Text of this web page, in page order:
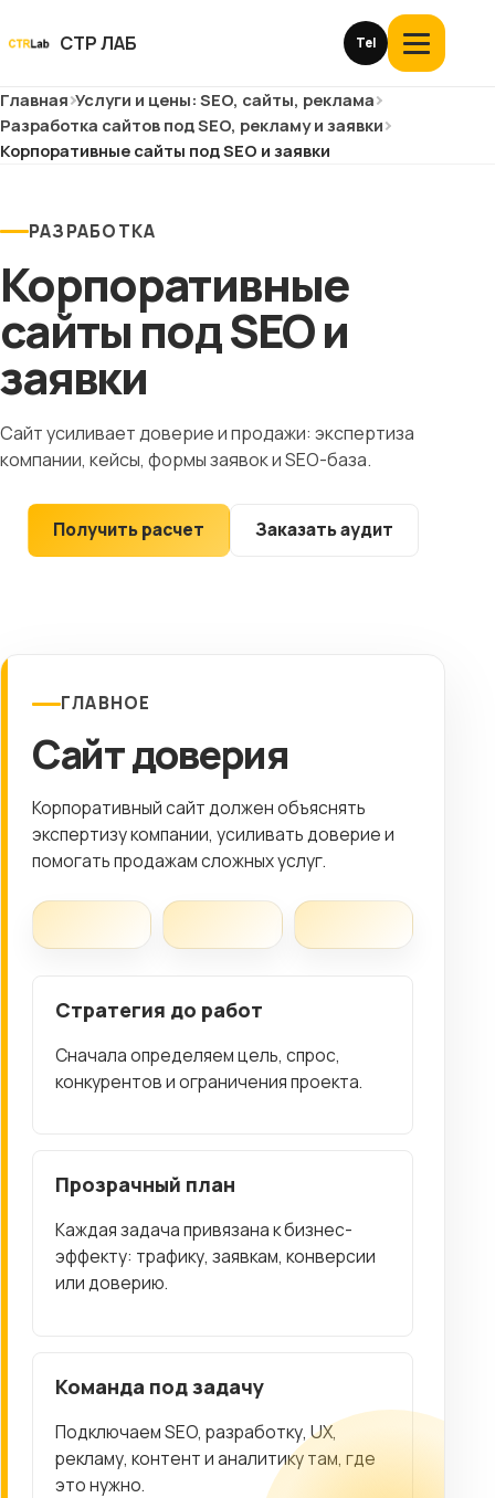
СТР ЛАБ Tel
Открыть
меню
Услуги и цены
О компании
Кейсы
Отзывы
Блог
Глоссарий
История
Клиентам
Выберите
город
8 (499) 11-33-654
Главная Услуги и цены: SEO, сайты, реклама
Разработка сайтов под SEO, рекламу и заявки
Корпоративные сайты под SEO и заявки
РАЗРАБОТКА
Корпоративные
сайты под SEO и
заявки
Сайт усиливает доверие и продажи: экспертиза
компании, кейсы, формы заявок и SEO-база.
Получить расчет Заказать аудит
ГЛАВНОЕ
Сайт доверия
Корпоративный сайт должен объяснять
экспертизу компании, усиливать доверие и
помогать продажам сложных услуг.
Стратегия до работ
Сначала определяем цель, спрос,
конкурентов и ограничения проекта.
Прозрачный план
Каждая задача привязана к бизнес-
эффекту: трафику, заявкам, конверсии
или доверию.
Команда под задачу
Подключаем SEO, разработку, UX,
рекламу, контент и аналитику там, где
это нужно.